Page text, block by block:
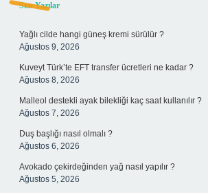
Sidebar
Son Yazılar
Yağlı cilde hangi güneş kremi sürülür ?
Ağustos 9, 2026
Kuveyt Türk’te EFT transfer ücretleri ne kadar ?
Ağustos 8, 2026
Malleol destekli ayak bilekliği kaç saat kullanılır ?
Ağustos 7, 2026
Duş başlığı nasıl olmalı ?
Ağustos 6, 2026
Avokado çekirdeğinden yağ nasıl yapılır ?
Ağustos 5, 2026